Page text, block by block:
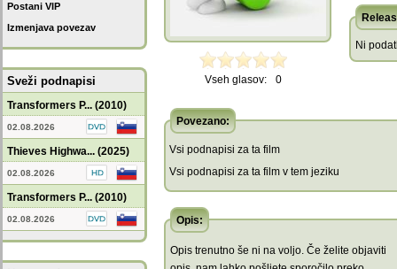
Postani VIP
Izmenjava povezav
Sveži podnapisi
Transformers P... (2010)
02.08.2026
Thieves Highwa... (2025)
02.08.2026
Transformers P... (2010)
02.08.2026
Vseh glasov: 0
Ni
Povezano:
Vsi podnapisi za ta film
Vsi podnapisi za ta film v tem jeziku
Opis:
Opis trenutno še ni na voljo. Če želite objaviti